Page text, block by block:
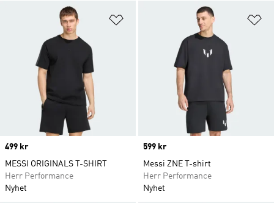
Lägg till på önskelistan
Price
499 kr
MESSI ORIGINALS T-SHIRT
Herr Performance
Nyhet
Price
599 kr
Messi ZNE T-shirt
Herr Performance
Nyhet